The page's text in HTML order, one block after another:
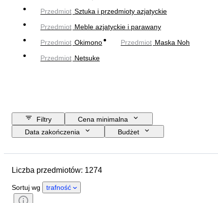
Przedmiot Sztuka i przedmioty azjatyckie
Przedmiot Meble azjatyckie i parawany
Przedmiot Okimono Przedmiot Maska Noh
Przedmiot Netsuke
Filtry
Cena minimalna
Data zakończenia
Budżet
Kraj pochodzenia
Dodatki
Tematyka
Liczba przedmiotów: 1274
Sortuj wg trafność